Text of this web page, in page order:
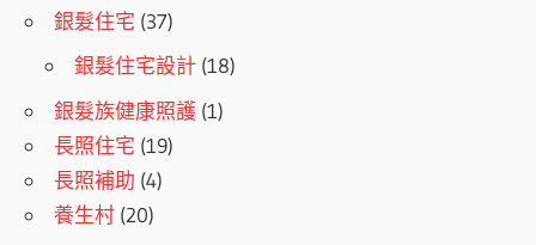
銀髮住宅 (37)
銀髮住宅設計 (18)
銀髮族健康照護 (1)
長照住宅 (19)
長照補助 (4)
養生村 (20)